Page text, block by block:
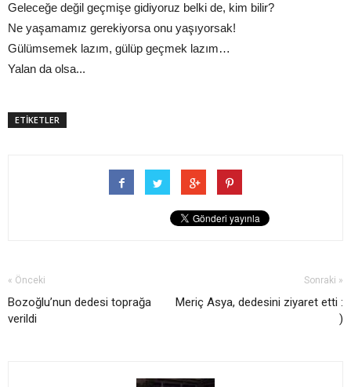
Geleceğe değil geçmişe gidiyoruz belki de, kim bilir?
Ne yaşamamız gerekiyorsa onu yaşıyorsak!
Gülümsemek lazım, gülüp geçmek lazım…
Yalan da olsa...
ETİKETLER
« Önceki
Bozoğlu’nun dedesi toprağa
verildi
Sonraki »
Meriç Asya, dedesini ziyaret etti :
)